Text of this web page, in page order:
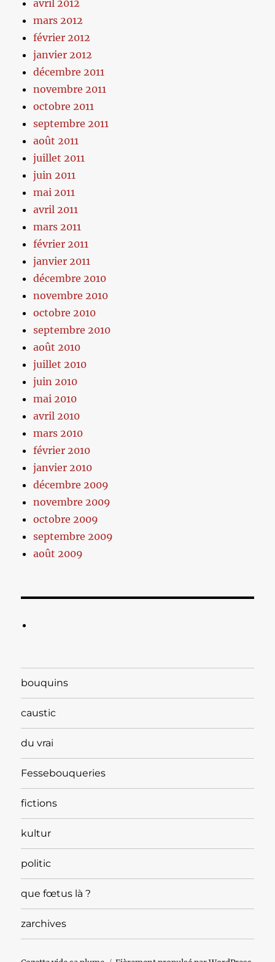
avril 2012
mars 2012
février 2012
janvier 2012
décembre 2011
novembre 2011
octobre 2011
septembre 2011
août 2011
juillet 2011
juin 2011
mai 2011
avril 2011
mars 2011
février 2011
janvier 2011
décembre 2010
novembre 2010
octobre 2010
septembre 2010
août 2010
juillet 2010
juin 2010
mai 2010
avril 2010
mars 2010
février 2010
janvier 2010
décembre 2009
novembre 2009
octobre 2009
septembre 2009
août 2009
bouquins
caustic
du vrai
Fessebouqueries
fictions
kultur
politic
que fœtus là ?
zarchives